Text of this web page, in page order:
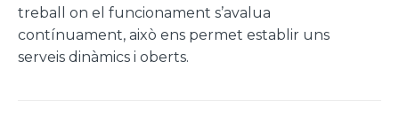
treball on el funcionament s’avalua
contínuament, això ens permet establir uns
serveis dinàmics i oberts.